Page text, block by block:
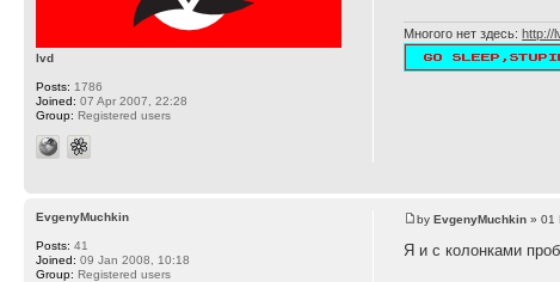
Многого нет здесь: http://
lvd
Posts: 1786
Joined: 07 Apr 2007, 22:28
Group: Registered users
byEvgenyMuchkin » 01
Я и с колонками
EvgenyMuchkin
Posts: 41
Joined: 09 Jan 2008, 10:18
Group: Registered users